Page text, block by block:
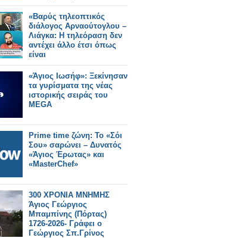
«Βαρύς τηλεοπτικός
διάλογος Αρναούτογλου –
Λιάγκα: Η τηλεόραση δεν
αντέχει άλλο έτσι όπως
είναι
«Άγιος Ιωσήφ»: Ξεκίνησαν
τα γυρίσματα της νέας
ιστορικής σειράς του
MEGA
Prime time ζώνη: Το «Σόι
Σου» σαρώνει – Δυνατός
«Άγιος Έρωτας» και
«MasterChef»
300 ΧΡΟΝΙΑ ΜΝΗΜΗΣ
Άγιος Γεώργιος
Μπαμπίνης (Πόρτας)
1726-2026- Γράφει ο
Γεώργιος Σπ.Γρίνος